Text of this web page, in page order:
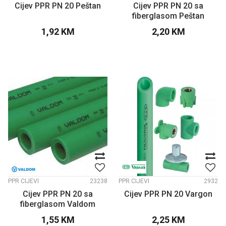
Cijev PPR PN 20 Peštan
1,92 KM
Cijev PPR PN 20 sa
fiberglasom Peštan
2,20 KM
PPR CIJEVI 23238
Cijev PPR PN 20 sa
fiberglasom Valdom
1,55 KM
PPR CIJEVI 2932
Cijev PPR PN 20 Vargon
2,25 KM